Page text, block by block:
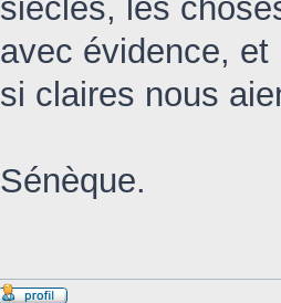
siècles, les
avec évidence,
si claires nous
Sénèque.